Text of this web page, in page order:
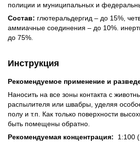
полиции и муниципальных и
Состав: глютеральдергид – до 15%,
аммиачные соединения – до 10%.
до 75%.
Инструкция
Рекомендуемое применение и
Наносить на все зоны контакта с
распылителя или швабры, уделяя
полу и т.п. Как только поверхности
быть помещены обратно.
Рекомендуемая концентрация: 1:100